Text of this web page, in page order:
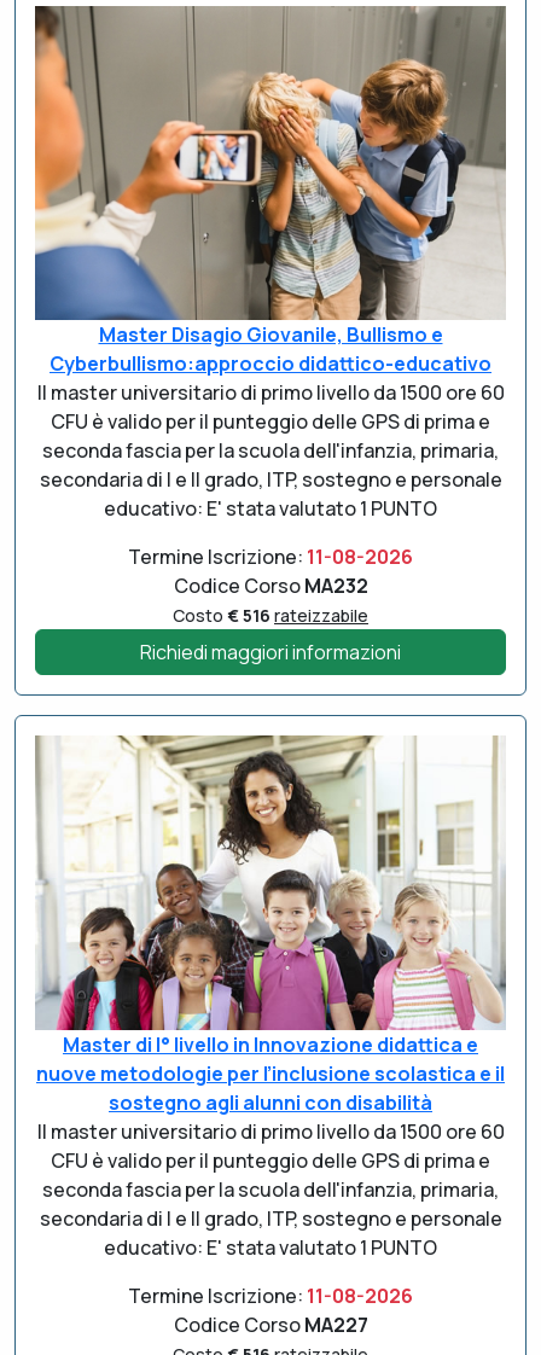
Master Disagio Giovanile, Bullismo e
Cyberbullismo:approccio didattico-educativo
Il master universitario di primo livello da 1500 ore 60
CFU è valido per il punteggio delle GPS di prima e
seconda fascia per la scuola dell'infanzia, primaria,
secondaria di I e II grado, ITP, sostegno e personale
educativo: E' stata valutato 1 PUNTO
Termine Iscrizione: 11-08-2026
Codice CorsoMA232
Costo € 516 rateizzabile
Richiedi maggiori informazioni
Master di I° livello in Innovazione didattica e
nuove metodologie per l’inclusione scolastica e il
sostegno agli alunni con disabilità
Il master universitario di primo livello da 1500 ore 60
CFU è valido per il punteggio delle GPS di prima e
seconda fascia per la scuola dell'infanzia, primaria,
secondaria di I e II grado, ITP, sostegno e personale
educativo: E' stata valutato 1 PUNTO
Termine Iscrizione: 11-08-2026
Codice CorsoMA227